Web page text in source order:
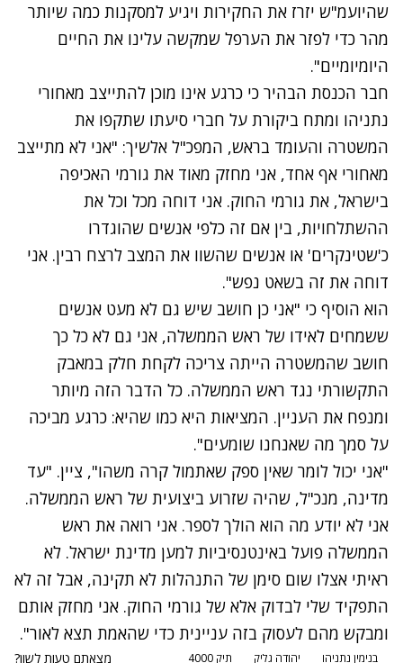
שהיועמ"ש יזרז את החקירות ויגיע למסקנות כמה שיותר
מהר כדי לפזר את הערפל שמקשה עלינו את החיים
היומיומיים".
חבר הכנסת הבהיר כי כרגע אינו מוכן להתייצב מאחורי
נתניהו ומתח ביקורת על חברי סיעתו שתקפו את
המשטרה והעומד בראש, המפכ"ל אלשיך: "אני לא מתייצב
מאחורי אף אחד, אני מחזק מאוד את גורמי האכיפה
בישראל, את גורמי החוק. אני דוחה מכל וכל את
ההשתלחויות, בין אם זה כלפי אנשים שהוגדרו
כ'שטינקרים' או אנשים שהשוו את המצב לרצח רבין. אני
דוחה את זה בשאט נפש".
הוא הוסיף כי "אני כן חושב שיש גם לא מעט אנשים
ששמחים לאידו של ראש הממשלה, אני גם לא כל כך
חושב שהמשטרה הייתה צריכה לקחת חלק במאבק
התקשורתי נגד ראש הממשלה. כל הדבר הזה מיותר
ומנפח את העניין. המציאות היא כמו שהיא: כרגע מביכה
על סמך מה שאנחנו שומעים".
"אני יכול לומר שאין ספק שאתמול קרה משהו", ציין. "עד
מדינה, מנכ"ל, שהיה שזרוע ביצועית של ראש הממשלה.
אני לא יודע מה הוא הולך לספר. אני רואה את ראש
הממשלה פועל באינטנסיביות למען מדינת ישראל. לא
ראיתי אצלו שום סימן של התנהלות לא תקינה, אבל זה לא
התפקיד שלי לבדוק אלא של גורמי החוק. אני מחזק אותם
ומבקש מהם לעסוק בזה עניינית כדי שהאמת תצא לאור".
בנימין נתניהו יהודה גליק תיק 4000 מצאתם טעות לשון?